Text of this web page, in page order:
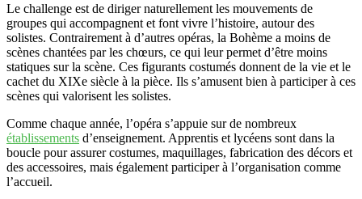
Le challenge est de diriger naturellement les mouvements de
groupes qui accompagnent et font vivre l’histoire, autour des
solistes. Contrairement à d’autres opéras, la Bohème a moins de
scènes chantées par les chœurs, ce qui leur permet d’être moins
statiques sur la scène. Ces figurants costumés donnent de la vie et le
cachet du XIXe siècle à la pièce. Ils s’amusent bien à participer à ces
scènes qui valorisent les solistes.
Comme chaque année, l’opéra s’appuie sur de nombreux
établissements d’enseignement. Apprentis et lycéens sont dans la
boucle pour assurer costumes, maquillages, fabrication des décors et
des accessoires, mais également participer à l’organisation comme
l’accueil.